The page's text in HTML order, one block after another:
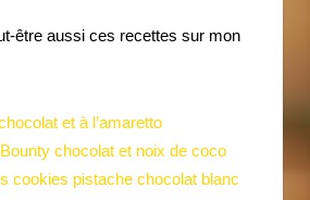
être aussi ces recettes sur mon
et à l’amaretto
chocolat et noix de coco
cookies pistache chocolat blanc